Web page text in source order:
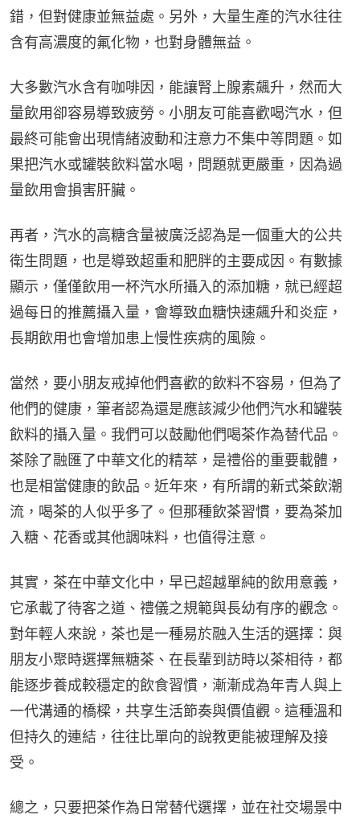
錯，但對健康並無益處。另外，大量生產的汽水往往
含有高濃度的氟化物，也對身體無益。
大多數汽水含有咖啡因，能讓腎上腺素飆升，然而大
量飲用卻容易導致疲勞。小朋友可能喜歡喝汽水，但
最終可能會出現情緒波動和注意力不集中等問題。如
果把汽水或罐裝飲料當水喝，問題就更嚴重，因為過
量飲用會損害肝臟。
再者，汽水的高糖含量被廣泛認為是一個重大的公共
衛生問題，也是導致超重和肥胖的主要成因。有數據
顯示，僅僅飲用一杯汽水所攝入的添加糖，就已經超
過每日的推薦攝入量，會導致血糖快速飆升和炎症，
長期飲用也會增加患上慢性疾病的風險。
當然，要小朋友戒掉他們喜歡的飲料不容易，但為了
他們的健康，筆者認為還是應該減少他們汽水和罐裝
飲料的攝入量。我們可以鼓勵他們喝茶作為替代品。
茶除了融匯了中華文化的精萃，是禮俗的重要載體，
也是相當健康的飲品。近年來，有所謂的新式茶飲潮
流，喝茶的人似乎多了。但那種飲茶習慣，要為茶加
入糖、花香或其他調味料，也值得注意。
其實，茶在中華文化中，早已超越單純的飲用意義，
它承載了待客之道、禮儀之規範與長幼有序的觀念。
對年輕人來說，茶也是一種易於融入生活的選擇：與
朋友小聚時選擇無糖茶、在長輩到訪時以茶相待，都
能逐步養成較穩定的飲食習慣，漸漸成為年青人與上
一代溝通的橋樑，共享生活節奏與價值觀。這種溫和
但持久的連結，往往比單向的說教更能被理解及接
受。
總之，只要把茶作為日常替代選擇，並在社交場景中